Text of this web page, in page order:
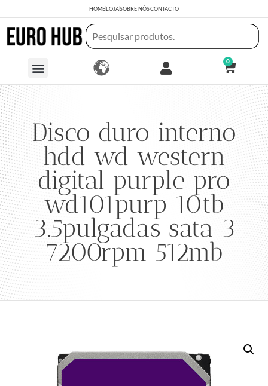
HOMELOJASOBRE NÓSCONTACTO
0
Disco duro interno
hdd wd western
digital purple pro
wd101purp 10tb
3.5pulgadas sata 3
7200rpm 512mb